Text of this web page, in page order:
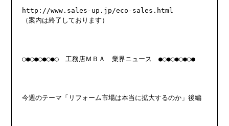
http://www.sales-up.jp/eco-sales.html
（案内は終了しております）
○●○●○●○●○　工務店ＭＢＡ　業界ニュース　●○●○●○●○●
今週のテーマ「リフォーム市場は本当に拡大するのか」後編